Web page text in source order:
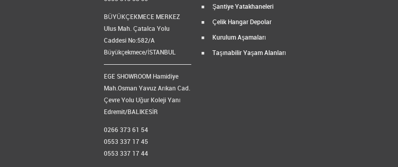
BÜYÜKÇEKMECE MERKEZ
Ulus Mah. Çatalca Yolu
Caddesi No:582/A
Büyükçekmece/İSTANBUL
EGE SHOWROOM Hamidiye
Mah.Osman Yavuz Arıkan Cad.
Çevre Yolu Uğur Koleji Yanı
Edremit/BALIKESİR
0266 373 61 54
0553 337 17 45
0553 337 17 44
Şantiye Yatakhaneleri
Çelik Hangar Depolar
Kurulum Aşamaları
Taşınabilir Yaşam Alanları